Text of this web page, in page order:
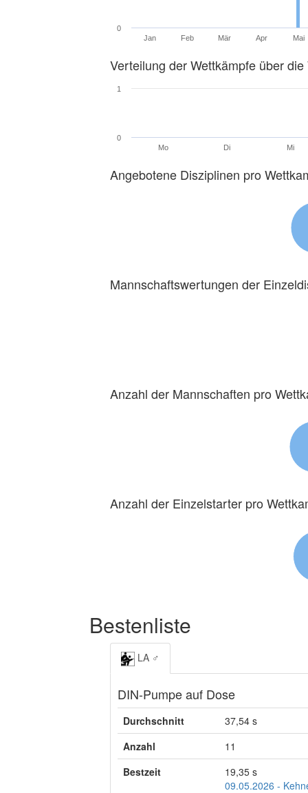
Jan Feb Mär Apr Mai
0
Verteilung der Wettkämpfe über die
Mo Di Mi
0
1
Angebotene Disziplinen pro
Mannschaftswertungen der
Anzahl der Mannschaften pro
Anzahl der Einzelstarter pro
Bestenliste
LA ♂
DIN-Pumpe auf Dose
Durchschnitt
37,54 s
Anzahl
11
Bestzeit
19,35 s
09.05.2026 -